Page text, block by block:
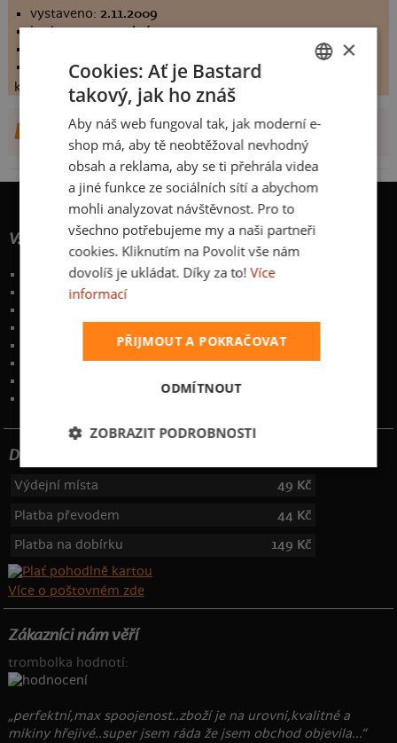
vystaveno:2.11.2009
hodnoceno:190 krát
koupilo by:110 lidí
konečné hodnocení: 8.38947
DALŠÍ NÁVRHY OD INMAX
Vše o nákupu
Poštovné a způsoby doručení
Garance výměny či vrácení
Obchodní podmínky
Ochrana osobních údajů
info@bastard.cz
Dotujeme poštovné
Výdejní místa
49 Kč
Platba převodem
44 Kč
Platba na dobírku
149 Kč
Více o poštovném zde
Zákazníci nám věří
trombolka hodnotí:
„perfektní,max spoojenost..zboží je na urovni,kvalitné a
mikiny hřejivé..super jsem ráda že jsem obchod objevila...“
SLOVAK
×
Cookies: Ať je Bastard
takový, jak ho znáš
Aby náš web fungoval tak, jak moderní e-
shop má, aby tě neobtěžoval nevhodný
obsah a reklama, aby se ti přehrála videa
a jiné funkce ze sociálních sítí a abychom
mohli analyzovat návštěvnost. Pro to
všechno potřebujeme my a naši partneři
cookies. Kliknutím na Povolit vše nám
dovolíš je ukládat. Díky za to! Více
informací
PŘIJMOUT A POKRAČOVAT
ODMÍTNOUT
ZOBRAZIT PODROBNOSTI